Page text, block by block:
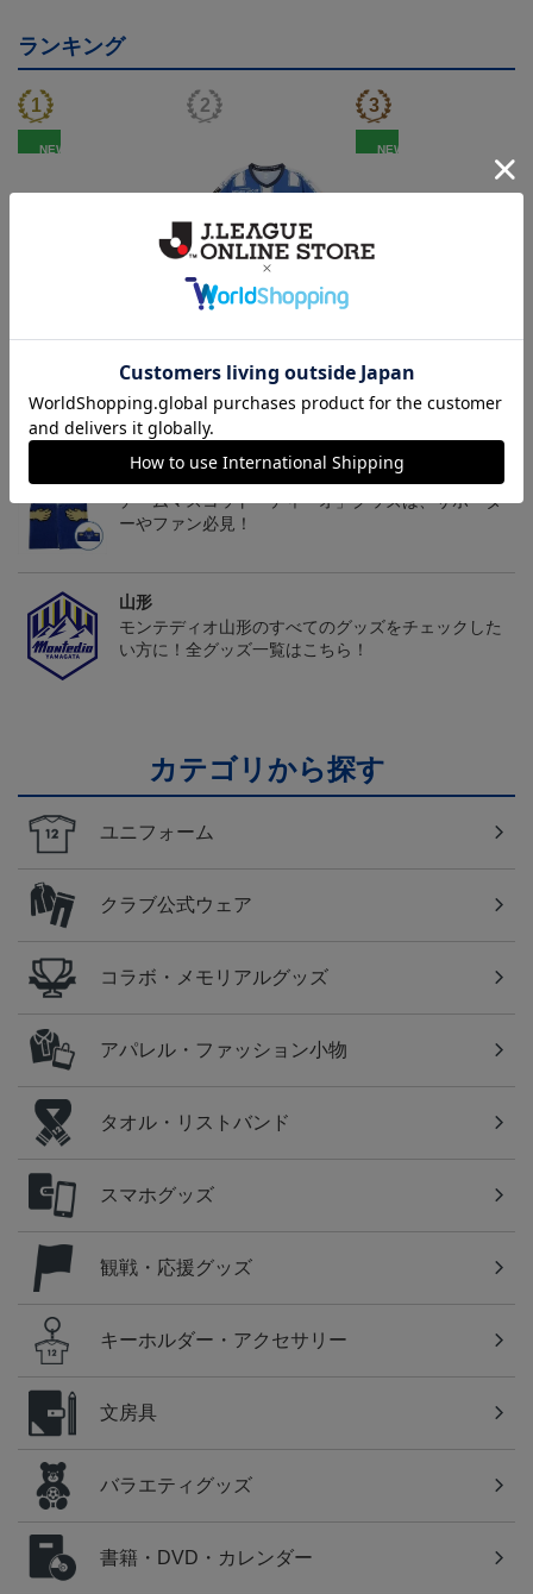
ランキング
NEW NEW
トピックス
チームマスコット「ディーオ」グッズは、サポータ
ーやファン必見！
山形
モンテディオ山形のすべてのグッズをチェックした
い方に！全グッズ一覧はこちら！
カテゴリから探す
ユニフォーム
クラブ公式ウェア
コラボ・メモリアルグッズ
アパレル・ファッション小物
タオル・リストバンド
スマホグッズ
観戦・応援グッズ
キーホルダー・アクセサリー
文房具
バラエティグッズ
書籍・DVD・カレンダー